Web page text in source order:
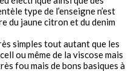
type de l’enseigne n’est
du jaune citron et du denim
simples tout autant que les
ou même de la viscose mais
fou mais de bons basiques à